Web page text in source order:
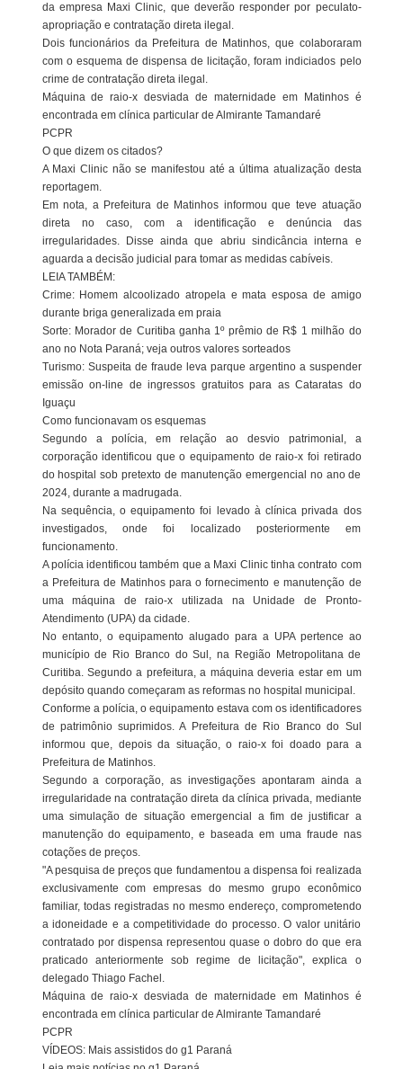
da empresa Maxi Clinic, que deverão responder por peculato-
apropriação e contratação direta ilegal.
Dois funcionários da Prefeitura de Matinhos, que colaboraram
com o esquema de dispensa de licitação, foram indiciados pelo
crime de contratação direta ilegal.
Máquina de raio-x desviada de maternidade em Matinhos é
encontrada em clínica particular de Almirante Tamandaré
PCPR
O que dizem os citados?
A Maxi Clinic não se manifestou até a última atualização desta
reportagem.
Em nota, a Prefeitura de Matinhos informou que teve atuação
direta no caso, com a identificação e denúncia das
irregularidades. Disse ainda que abriu sindicância interna e
aguarda a decisão judicial para tomar as medidas cabíveis.
LEIA TAMBÉM:
Crime: Homem alcoolizado atropela e mata esposa de amigo
durante briga generalizada em praia
Sorte: Morador de Curitiba ganha 1º prêmio de R$ 1 milhão do
ano no Nota Paraná; veja outros valores sorteados
Turismo: Suspeita de fraude leva parque argentino a suspender
emissão on-line de ingressos gratuitos para as Cataratas do
Iguaçu
Como funcionavam os esquemas
Segundo a polícia, em relação ao desvio patrimonial, a
corporação identificou que o equipamento de raio-x foi retirado
do hospital sob pretexto de manutenção emergencial no ano de
2024, durante a madrugada.
Na sequência, o equipamento foi levado à clínica privada dos
investigados, onde foi localizado posteriormente em
funcionamento.
A polícia identificou também que a Maxi Clinic tinha contrato com
a Prefeitura de Matinhos para o fornecimento e manutenção de
uma máquina de raio-x utilizada na Unidade de Pronto-
Atendimento (UPA) da cidade.
No entanto, o equipamento alugado para a UPA pertence ao
município de Rio Branco do Sul, na Região Metropolitana de
Curitiba. Segundo a prefeitura, a máquina deveria estar em um
depósito quando começaram as reformas no hospital municipal.
Conforme a polícia, o equipamento estava com os identificadores
de patrimônio suprimidos. A Prefeitura de Rio Branco do Sul
informou que, depois da situação, o raio-x foi doado para a
Prefeitura de Matinhos.
Segundo a corporação, as investigações apontaram ainda a
irregularidade na contratação direta da clínica privada, mediante
uma simulação de situação emergencial a fim de justificar a
manutenção do equipamento, e baseada em uma fraude nas
cotações de preços.
"A pesquisa de preços que fundamentou a dispensa foi realizada
exclusivamente com empresas do mesmo grupo econômico
familiar, todas registradas no mesmo endereço, comprometendo
a idoneidade e a competitividade do processo. O valor unitário
contratado por dispensa representou quase o dobro do que era
praticado anteriormente sob regime de licitação", explica o
delegado Thiago Fachel.
Máquina de raio-x desviada de maternidade em Matinhos é
encontrada em clínica particular de Almirante Tamandaré
PCPR
VÍDEOS: Mais assistidos do g1 Paraná